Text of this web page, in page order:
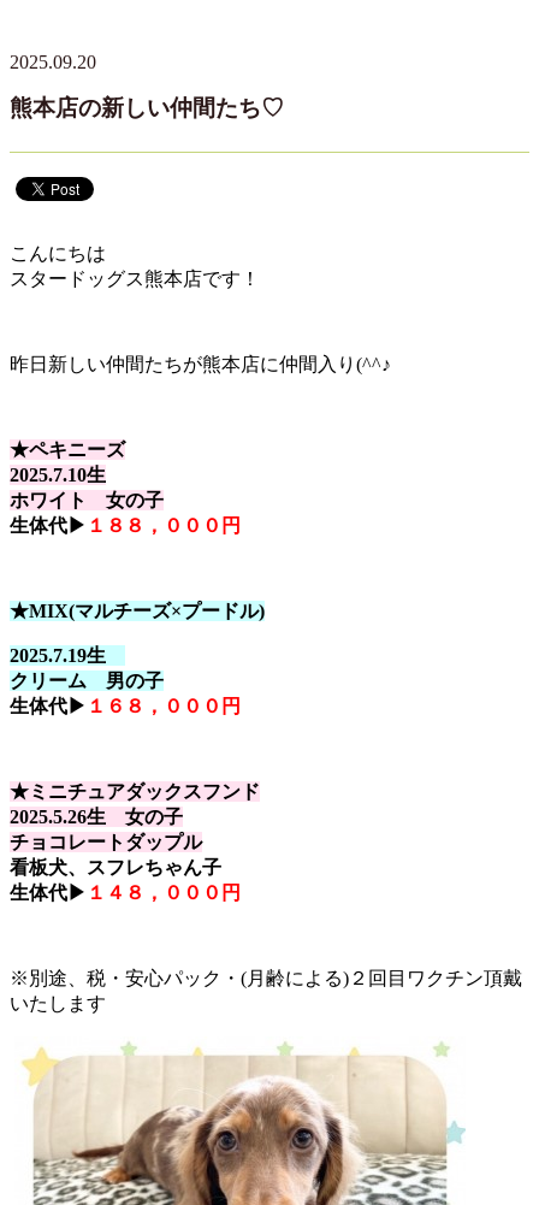
2025.09.20
熊本店の新しい仲間たち♡
こんにちは
スタードッグス熊本店です！
昨日新しい仲間たちが熊本店に仲間入り(^^♪
★ペキニーズ
2025.7.10生
ホワイト 女の子
生体代▶ １８８，０００円
★MIX(マルチーズ×プードル)
2025.7.19生
クリーム 男の子
生体代▶ １６８，０００円
★ミニチュアダックスフンド
2025.5.26生 女の子
チョコレートダップル
看板犬、スフレちゃん子
生体代▶ １４８，０００円
※別途、税・安心パック・(月齢による)２回目ワクチン頂戴
いたします